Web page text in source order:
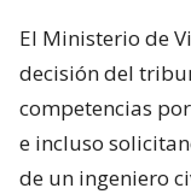
El Ministerio de
decisión del
competencias
e incluso
de un ingeniero